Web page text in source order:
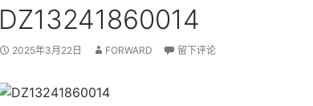
DZ13241860014
2025年3月22日 FORWARD 留下评论